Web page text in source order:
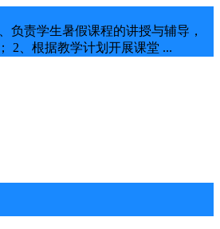
负责学生暑假课程的讲授与辅导，
2、根据教学计划开展课堂 ...